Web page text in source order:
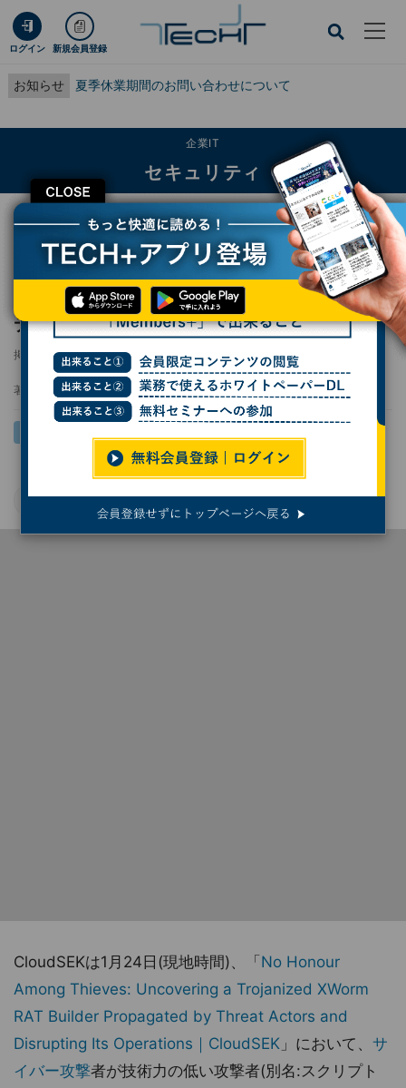
ログイン 新規会員登録
お知らせ 夏季休業期間のお問い合わせについて
CLOSE
企業IT
セキュリティ
TECH+ 企業IT
セキュリティ
攻撃者が攻撃者にマルウェア配布、2万台近いデバイスに感染
攻撃者が攻撃者にマルウェア配布、2万台近い
デバイスに感染
掲載日 2025/01/27 17:31
著者： 後藤大地
マルウェア サイバー攻撃 サイバーセキュリティ
CloudSEKは1月24日(現地時間)、「 No Honour
Among Thieves: Uncovering a Trojanized XWorm
RAT Builder Propagated by Threat Actors and
Disrupting Its Operations｜CloudSEK 」において、 サ
イバー攻撃者が技術力の低い攻撃者(別名:スクリプト